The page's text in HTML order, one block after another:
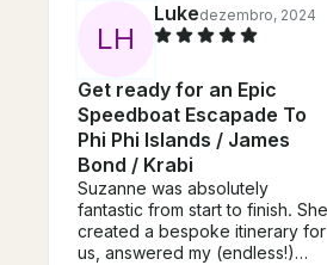
LH
Lukedezembro, 2024
Get ready for an Epic
Speedboat Escapade To
Phi Phi Islands / James
Bond / Krabi
Suzanne was absolutely
fantastic from start to finish. She
created a bespoke itinerary for
us, answered my (endless!)